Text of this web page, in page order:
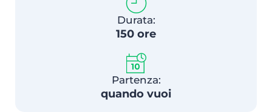
Durata:
150 ore
Partenza:
quando vuoi